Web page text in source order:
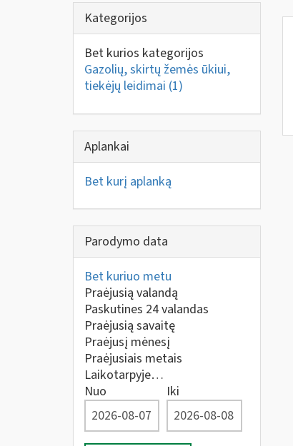
Kategorijos
Bet kurios kategorijos
Gazolių, skirtų žemės ūkiui,
tiekėjų leidimai (1)
Aplankai
Bet kurį aplanką
Parodymo data
Bet kuriuo metu
Praėjusią valandą
Paskutines 24 valandas
Praėjusią savaitę
Praėjusį mėnesį
Praėjusiais metais
Laikotarpyje…
Nuo
Iki